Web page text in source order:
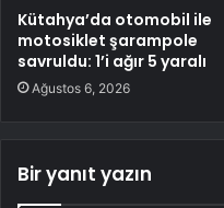
Kütahya’da otomobil ile
motosiklet şarampole
savruldu: 1’i ağır 5 yaralı
Ağustos 6, 2026
Bir yanıt yazın